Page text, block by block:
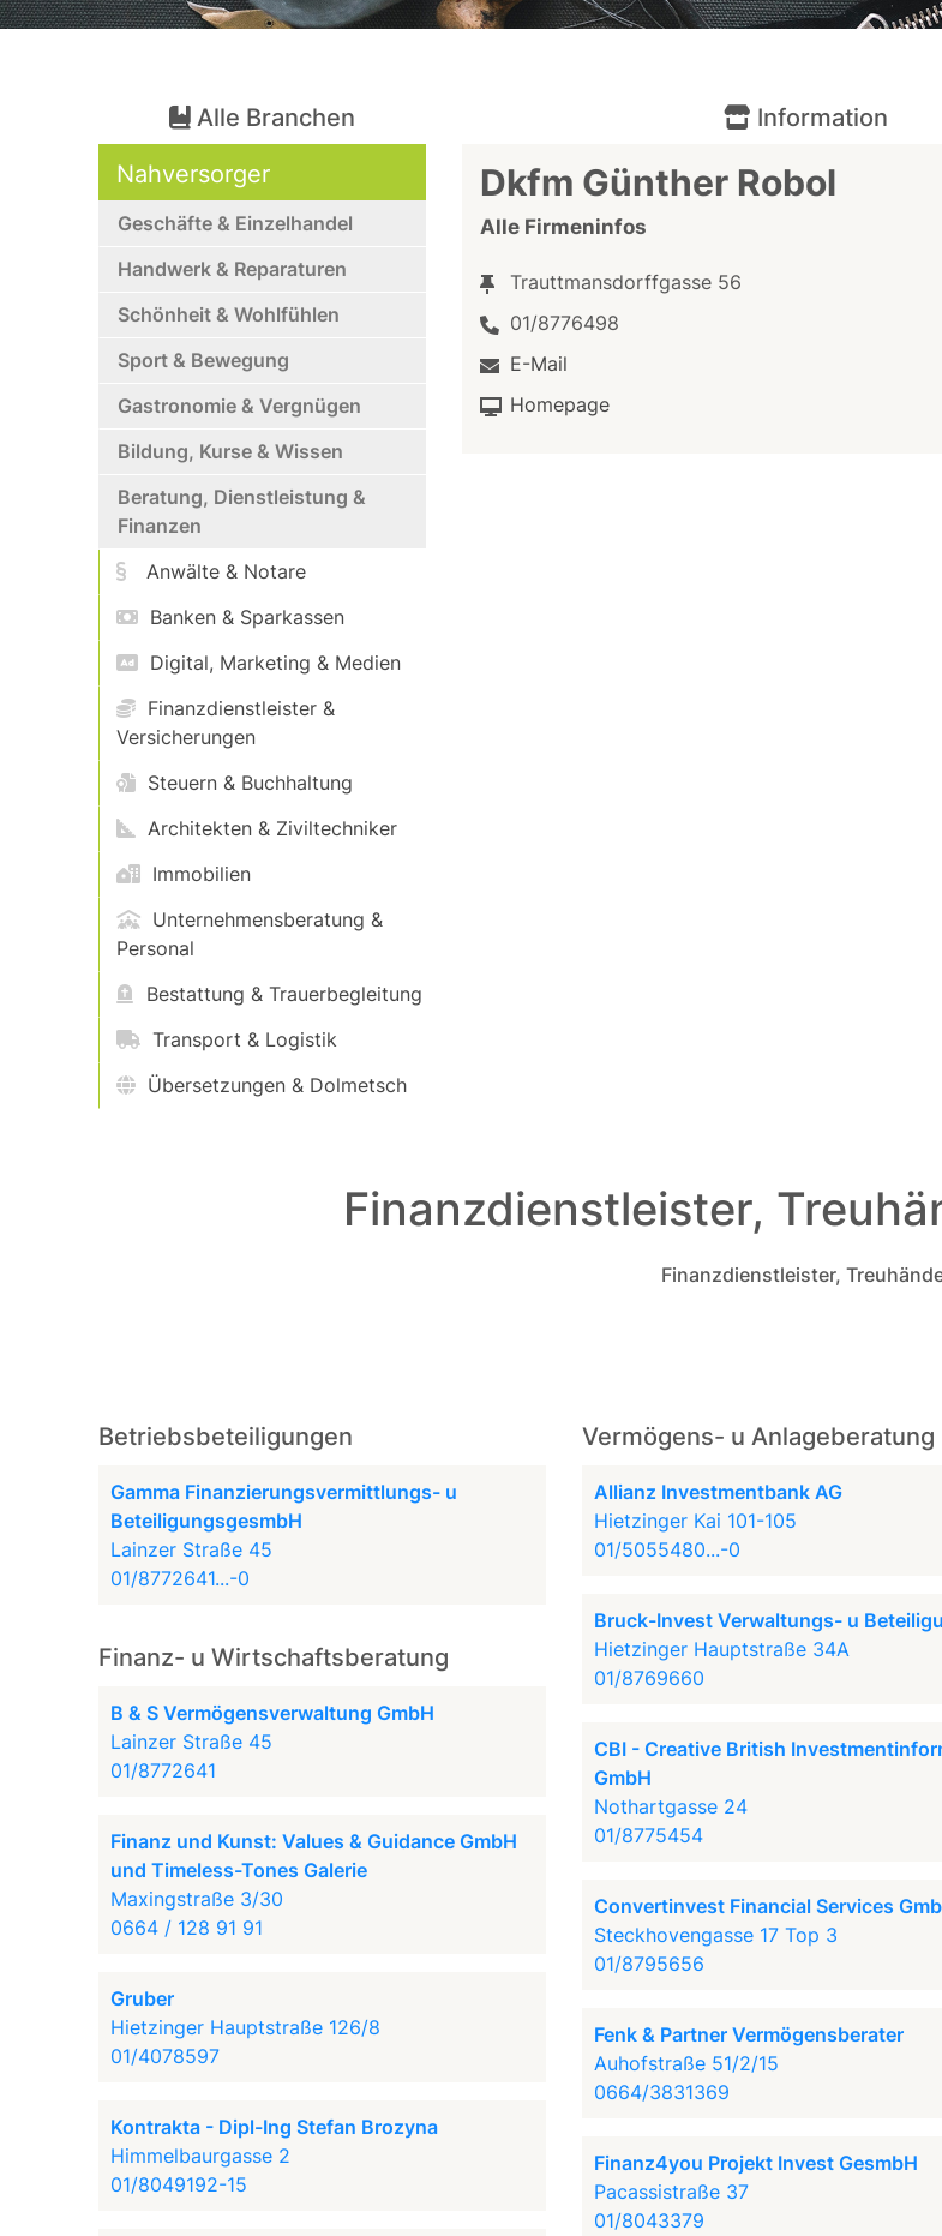
Alle Branchen Information
Nahversorger
Geschäfte & Einzelhandel
Handwerk & Reparaturen
Schönheit & Wohlfühlen
Sport & Bewegung
Gastronomie & Vergnügen
Bildung, Kurse & Wissen
Beratung, Dienstleistung &
Finanzen
Anwälte & Notare
Banken & Sparkassen
Digital, Marketing & Medien
Finanzdienstleister &
Versicherungen
Steuern & Buchhaltung
Architekten & Ziviltechniker
Immobilien
Unternehmensberatung &
Personal
Bestattung & Trauerbegleitung
Transport & Logistik
Übersetzungen & Dolmetsch
Dkfm Günther Robol
Alle Firmeninfos
Trauttmansdorffgasse 56
01/8776498
E-Mail
Homepage
Finanzdienstleister,
Finanzdienstleister,
Betriebsbeteiligungen
Gamma Finanzierungsvermittlungs- u
BeteiligungsgesmbH
Lainzer Straße 45
01/8772641...-0
Finanz- u Wirtschaftsberatung
B & S Vermögensverwaltung GmbH
Lainzer Straße 45
01/8772641
Finanz und Kunst: Values & Guidance GmbH
und Timeless-Tones Galerie
Maxingstraße 3/30
0664 / 128 91 91
Gruber
Hietzinger Hauptstraße 126/8
01/4078597
Kontrakta - Dipl-Ing Stefan Brozyna
Himmelbaurgasse 2
01/8049192-15
Vermögens- u Anlageberatung
Allianz Investmentbank AG
Hietzinger Kai 101-105
01/5055480...-0
Bruck-Invest Verwaltungs- u
Hietzinger Hauptstraße 34A
01/8769660
CBI - Creative British
GmbH
Nothartgasse 24
01/8775454
Convertinvest Financial Services
Steckhovengasse 17 Top 3
01/8795656
Fenk & Partner Vermögensberater
Auhofstraße 51/2/15
0664/3831369
Finanz4you Projekt Invest GesmbH
Pacassistraße 37
01/8043379